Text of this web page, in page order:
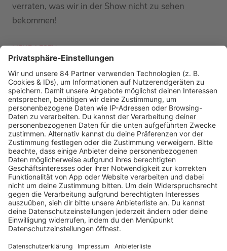
verraten, was wir in der Show nicht zu sehen
bekommen!
MEHR LESEN
PODCAST-GÄSTE: MEHR NEWS
HOME
RADIOS
barba radio
Lagerfeuer
Füße hoch
Schmusekatze
Song Contest
Mädelsabend